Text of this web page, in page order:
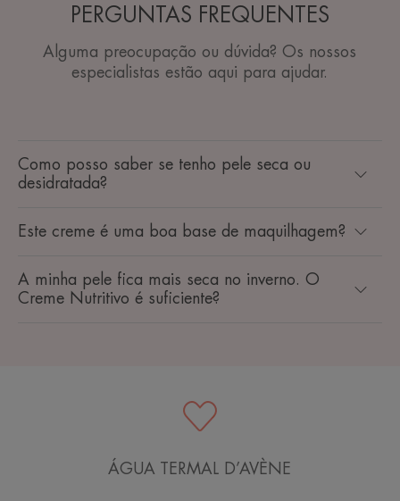
PERGUNTAS FREQUENTES
Alguma preocupação ou dúvida? Os nossos
especialistas estão aqui para ajudar.
Como posso saber se tenho pele seca ou
desidratada?
Este creme é uma boa base de maquilhagem?
A minha pele fica mais seca no inverno. O
Creme Nutritivo é suficiente?
ÁGUA TERMAL D’AVÈNE